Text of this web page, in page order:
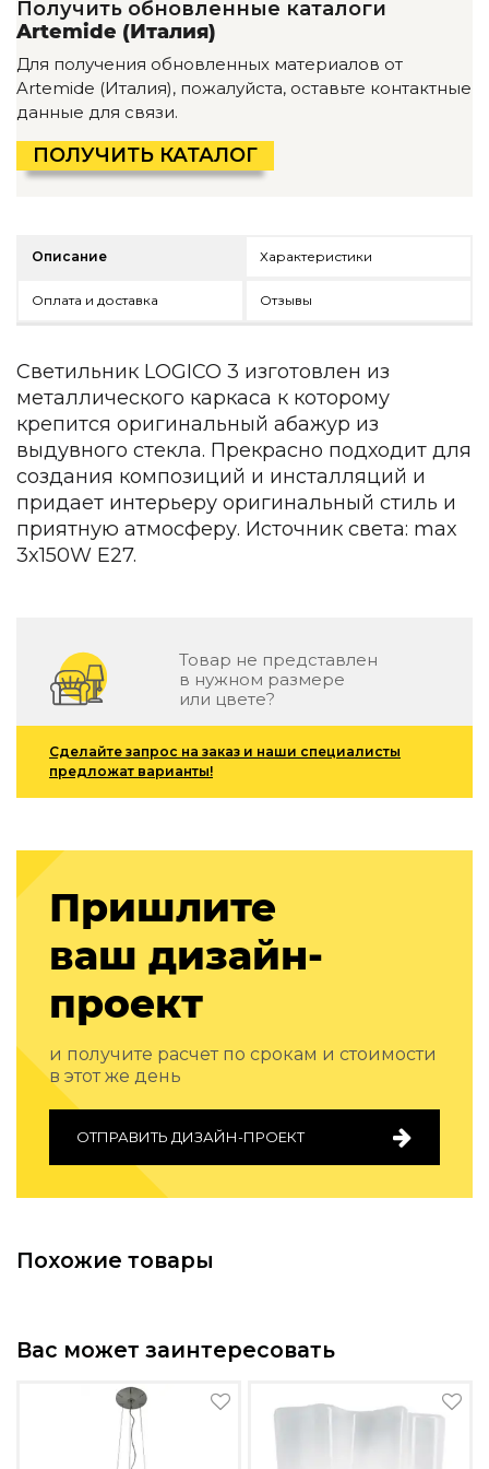
Детская мебель
Уличная и садовая мебель
Фитнес и wellness-оборудование
Коллекции
ROOM — Modern
INTERRA — Soft Modern
ARTOPIA — Mid-Century
Подбор, производство и комплектация по вашему
Декор
Для кухни
Предметы интерьера
Зеркала
Вентиляторы
Ковры
Зеленые стены
Дизайнерские кальяны
Подбор, производство и комплектация по вашему
Подбор, производство и комплектация по вашему
Отделка и ремонт
Стены
Акустические панели
Стеновые декоративные панели
Террасные и фасадные системы
Биоклиматические перголы
Камень
Изделия из натурального мрамора и камня
Светящийся камень
Подбор, производство и комплектация по вашему
Бренды
Реализованные проекты
Получить обновленные каталоги
Artemide (Италия)
Для получения обновленных материалов от
Artemide (Италия), пожалуйста, оставьте контактные
данные для связи.
ПОЛУЧИТЬ КАТАЛОГ
Описание Характеристики
Оплата и доставка Отзывы
Светильник LOGICO 3 изготовлен из
металлического каркаса к которому
крепится оригинальный абажур из
выдувного стекла. Прекрасно подходит для
создания композиций и инсталляций и
придает интерьеру оригинальный стиль и
приятную атмосферу. Источник света: max
3x150W E27.
Товар не представлен
в нужном размере
или цвете?
Сделайте запрос на заказ и наши специалисты
предложат варианты!
Пришлите
ваш дизайн-
проект
и получите расчет по срокам и стоимости
в этот же день
ОТПРАВИТЬ ДИЗАЙН-ПРОЕКТ
Похожие товары
Вас может заинтересовать